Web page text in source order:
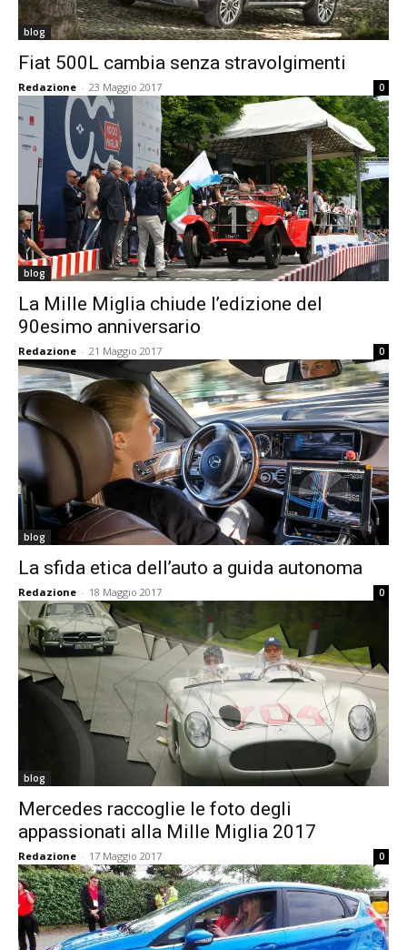
blog
Fiat 500L cambia senza stravolgimenti
Redazione - 23 Maggio 2017 0
blog
La Mille Miglia chiude l’edizione del
90esimo anniversario
Redazione - 21 Maggio 2017 0
blog
La sfida etica dell’auto a guida autonoma
Redazione - 18 Maggio 2017 0
blog
Mercedes raccoglie le foto degli
appassionati alla Mille Miglia 2017
Redazione - 17 Maggio 2017 0